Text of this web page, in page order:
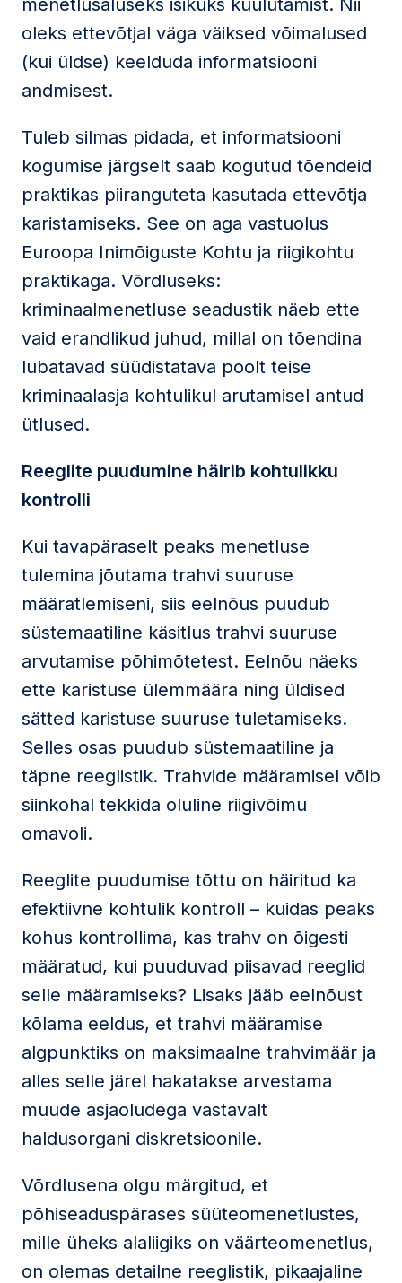
menetlusaluseks isikuks kuulutamist. Nii
oleks ettevõtjal väga väiksed võimalused
(kui üldse) keelduda informatsiooni
andmisest.
Tuleb silmas pidada, et informatsiooni
kogumise järgselt saab kogutud tõendeid
praktikas piiranguteta kasutada ettevõtja
karistamiseks. See on aga vastuolus
Euroopa Inimõiguste Kohtu ja riigikohtu
praktikaga. Võrdluseks:
kriminaalmenetluse seadustik näeb ette
vaid erandlikud juhud, millal on tõendina
lubatavad süüdistatava poolt teise
kriminaalasja kohtulikul arutamisel antud
ütlused.
Reeglite puudumine häirib kohtulikku
kontrolli
Kui tavapäraselt peaks menetluse
tulemina jõutama trahvi suuruse
määratlemiseni, siis eelnõus puudub
süstemaatiline käsitlus trahvi suuruse
arvutamise põhimõtetest. Eelnõu näeks
ette karistuse ülemmäära ning üldised
sätted karistuse suuruse tuletamiseks.
Selles osas puudub süstemaatiline ja
täpne reeglistik. Trahvide määramisel võib
siinkohal tekkida oluline riigivõimu
omavoli.
Reeglite puudumise tõttu on häiritud ka
efektiivne kohtulik kontroll – kuidas peaks
kohus kontrollima, kas trahv on õigesti
määratud, kui puuduvad piisavad reeglid
selle määramiseks? Lisaks jääb eelnõust
kõlama eeldus, et trahvi määramise
algpunktiks on maksimaalne trahvimäär ja
alles selle järel hakatakse arvestama
muude asjaoludega vastavalt
haldusorgani diskretsioonile.
Võrdlusena olgu märgitud, et
põhiseaduspärases süüteomenetlustes,
mille üheks alaliigiks on väärteomenetlus,
on olemas detailne reeglistik, pikaajaline